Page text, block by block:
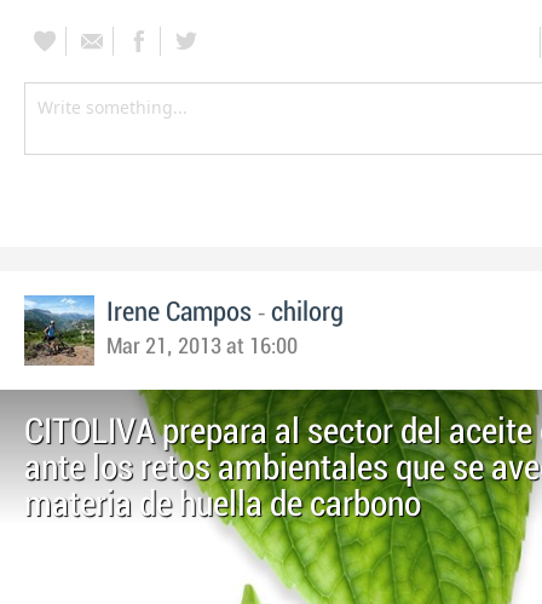
Irene Campos - chilorg
Mar 21, 2013 at 16:00
CITOLIVA prepara al sector del
ante los retos ambientales que se
materia de huella de carbono